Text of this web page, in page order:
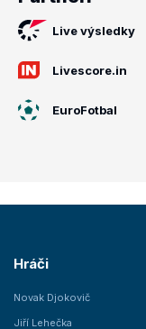
Live výsledky
Livescore.in
EuroFotbal
Hráči
Novak Djokovič
Jiří Lehečka